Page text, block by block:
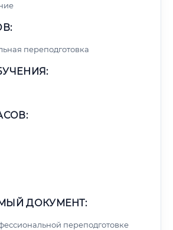
переподготовка
ДОКУМЕНТ:
переподготовке